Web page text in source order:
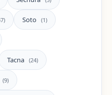
Soto (1)
Tacna (24)
(9)